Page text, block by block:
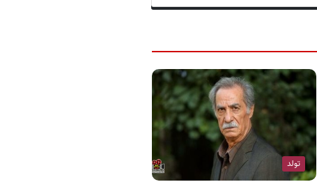
تولد